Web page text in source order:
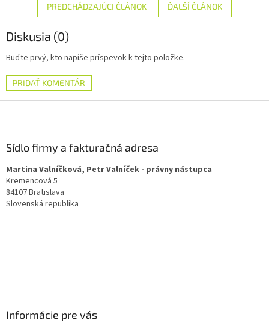
PREDCHÁDZAJÚCI ČLÁNOK ĎALŠÍ ČLÁNOK
Diskusia (0)
Buďte prvý, kto napíše príspevok k tejto položke.
PRIDAŤ KOMENTÁR
Sídlo firmy a fakturačná adresa
Martina Valníčková, Petr Valníček - právny nástupca
Kremencová 5
84107 Bratislava
Slovenská republika
Informácie pre vás